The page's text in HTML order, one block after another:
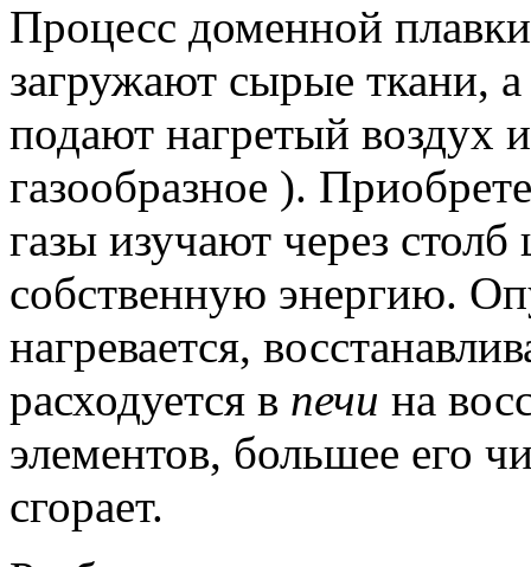
Процесс доменной
загружают сырые ткани,
подают нагретый воздух
газообразное ).
газы изучают через
собственную энергию.
нагревается,
расходуется в печи на
элементов, большее его
сгорает.